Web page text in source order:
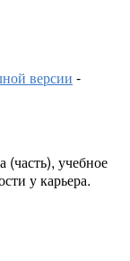
версии -
(часть), учебное
у карьера.